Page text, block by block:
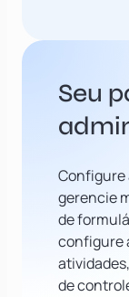
Seu
Configure
gerencie
de
configure
de